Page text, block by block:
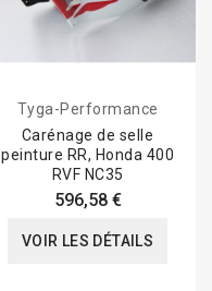
Tyga-Performance
Carénage de selle
peinture RR, Honda 400
RVF NC35
596,58 €
VOIR LES DÉTAILS